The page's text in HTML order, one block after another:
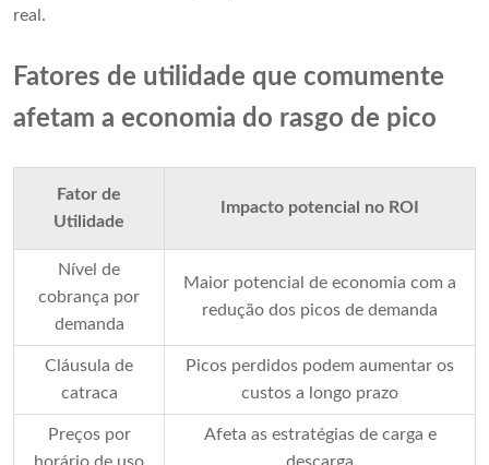
real.
Fatores de utilidade que comumente
afetam a economia do rasgo de pico
Fator de
Utilidade
Impacto potencial no ROI
Nível de
cobrança por
demanda
Maior potencial de economia com a
redução dos picos de demanda
Cláusula de
catraca
Picos perdidos podem aumentar os
custos a longo prazo
Preços por
Afeta as estratégias de carga e